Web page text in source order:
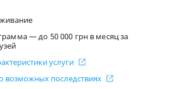
— до 50 000 грн в месяц за
услуги
возможных последствиях